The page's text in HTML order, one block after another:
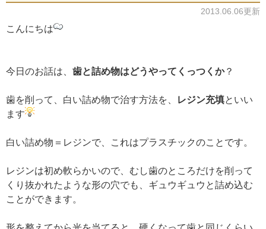
2013.06.06更新
こんにちは
今日のお話は、 歯と詰め物はどうやってくっつくか？
歯を削って、白い詰め物で治す方法を、 レジン充填といい
ます
白い詰め物＝レジンで、これはプラスチックのことです。
レジンは初め軟らかいので、むし歯のところだけを削って
くり抜かれたような形の穴でも、ギュウギュウと詰め込む
ことができます。